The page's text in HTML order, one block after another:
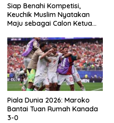
Siap Benahi Kompetisi,
Keuchik Muslim Nyatakan
Maju sebagai Calon Ketua
Piala Dunia 2026: Maroko
Bantai Tuan Rumah Kanada
3-0